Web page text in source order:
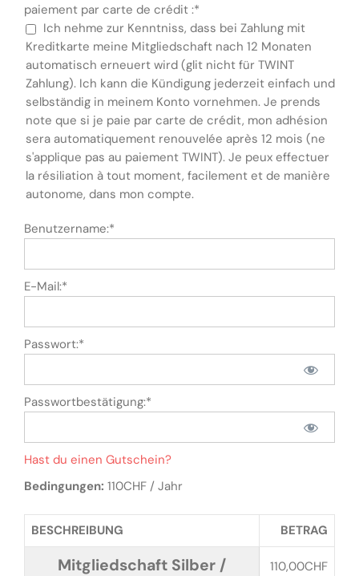
paiement par carte de crédit :*
Ich nehme zur Kenntniss, dass bei Zahlung mit
Kreditkarte meine Mitgliedschaft nach 12 Monaten
automatisch erneuert wird (glit nicht für TWINT
Zahlung). Ich kann die Kündigung jederzeit einfach und
selbständig in meinem Konto vornehmen. Je prends
note que si je paie par carte de crédit, mon adhésion
sera automatiquement renouvelée après 12 mois (ne
s'applique pas au paiement TWINT). Je peux effectuer
la résiliation à tout moment, facilement et de manière
autonome, dans mon compte.
Benutzername:*
E-Mail:*
Passwort:*
Passwortbestätigung:*
Hast du einen Gutschein?
Bedingungen: 110CHF / Jahr
BESCHREIBUNG BETRAG
Mitgliedschaft Silber /
110,00CHF